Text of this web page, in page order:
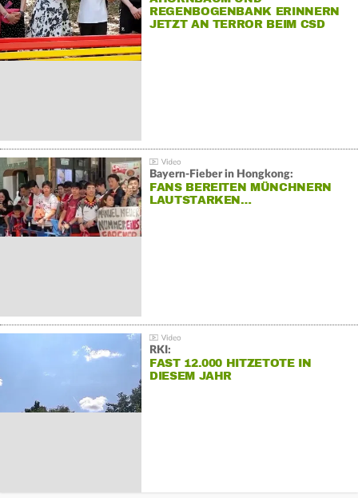
REGENBOGENBANK ERINNERN
JETZT AN TERROR BEIM CSD
Bayern-Fieber in Hongkong:
FANS BEREITEN MÜNCHNERN
LAUTSTARKEN…
RKI:
FAST 12.000 HITZETOTE IN
DIESEM JAHR